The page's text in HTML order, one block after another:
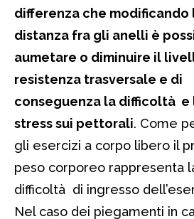
differenza che modificando
distanza fra gli anelli è
aumetare o diminuire il
resistenza trasversale e di
conseguenza la difficoltà e
stress sui pettorali. Come
gli esercizi a corpo libero il
peso corporeo rappresenta
difficoltà di ingresso
Nel caso dei piegamenti in